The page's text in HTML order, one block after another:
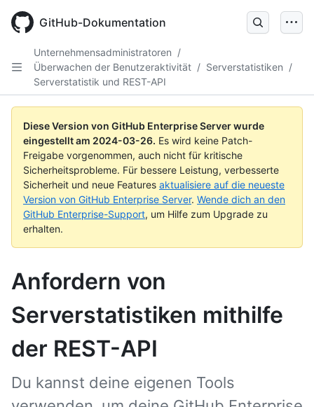
main
GitHub-Dokumentation
Unternehmensadministratoren /
Überwachen der Benutzeraktivität / Serverstatistiken /
Serverstatistik und REST-API
Diese Version von GitHub Enterprise Server wurde
eingestellt am 2024-03-26. Es wird keine Patch-
Freigabe vorgenommen, auch nicht für kritische
Sicherheitsprobleme. Für bessere Leistung, verbesserte
Sicherheit und neue Features aktualisiere auf die neueste
Version von GitHub Enterprise Server. Wende dich an den
GitHub Enterprise-Support, um Hilfe zum Upgrade zu
erhalten.
Anfordern von
Serverstatistiken mithilfe
der REST-API
Du kannst deine eigenen Tools